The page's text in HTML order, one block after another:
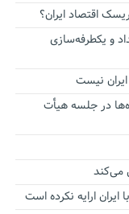
اقتصاد ایران؟
و یکطرفه‌سازی
نیست
در جلسه هیأت
می‌کند
ارایه نکرده است